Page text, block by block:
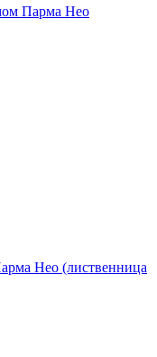
Парма Нео
Нео (лиственница